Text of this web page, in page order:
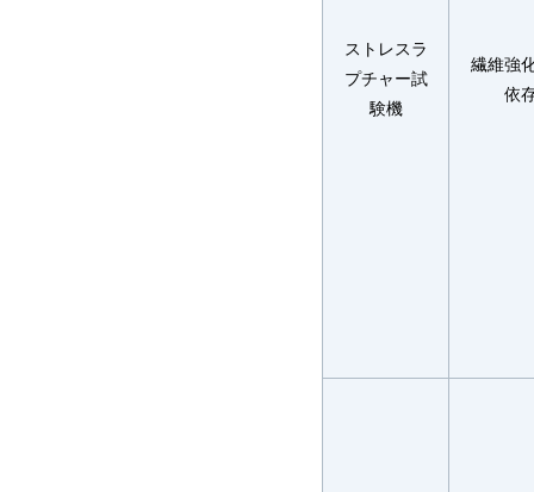
ストレスラ
プチャー試
験機
繊維強
依